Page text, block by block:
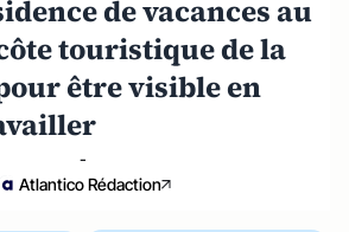
de vacances au
touristique de la
être visible en
-
Atlantico Rédaction